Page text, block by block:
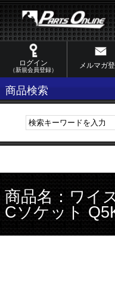
ログイン
（新規会員登録）
メルマガ
商品検索
商品名：ワイ
Cソケット